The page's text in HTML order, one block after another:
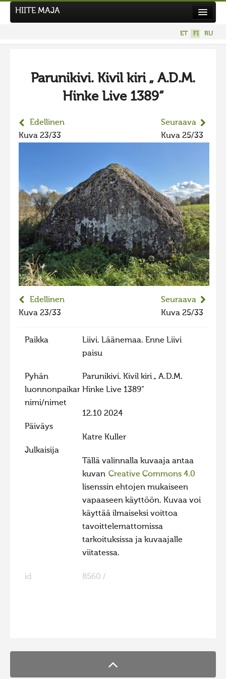
Hiite kuvavõistlus 2026
AIEMMAT KILPAILUT
2025 kuvakilpailu lisä
Hiisien kuvakilpailu 2024
2024 kuvakilpailu lisä
Liikkuvat kuvat 2024
Hiisien kuvakilpailu 2023
2023 kuvakilpailu lisä
Liikkuvat kuvat 2023
Hiite kuvavõistlus 2022
Liikkuvat kuvat 2021
Liikkuvat kuvat 2020
Hiite kuvavõistlus 2019
Hiite kuvavõistlus 2018
Hiite kuvavõistlus 2017
Hiite kuvavõistlus 2016
Hiite kuvavõistlus 2014
Hiite kuvavõistlus 2013
Hiite kuvavõistlus 2012
Hiite kuvavõistlus 2011
Hiite kuvavõistlus 2010
Hiite kuvavõistlus 2009
HIITE MAJA
ET FI RU
Parunikivi. Kivil kiri „ A.D.M.
Hinke Live 1389“
Edellinen
Kuva 23/33
Seuraava
Kuva 25/33
Edellinen
Kuva 23/33
Seuraava
Kuva 25/33
Paikka
Liivi. Läänemaa. Enne Liivi
paisu
Pyhän
luonnonpaikan
nimi/nimet
Parunikivi. Kivil kiri „ A.D.M.
Hinke Live 1389“
Päiväys
12.10 2024
Julkaisija
Katre Kuller
Tällä valinnalla kuvaaja antaa
kuvan Creative Commons 4.0
lisenssin ehtojen mukaiseen
vapaaseen käyttöön. Kuvaa voi
käyttää ilmaiseksi voittoa
tavoittelemattomissa
tarkoituksissa ja kuvaajalle
viitatessa.
id 8560 /